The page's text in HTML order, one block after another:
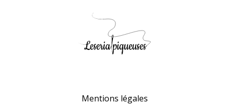
Mentions légales